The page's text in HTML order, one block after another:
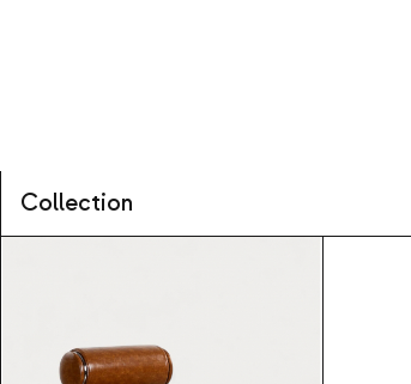
Collection